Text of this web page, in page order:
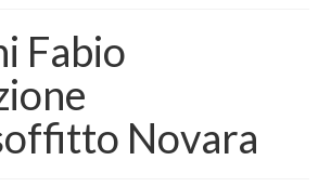
Fabio
Novara